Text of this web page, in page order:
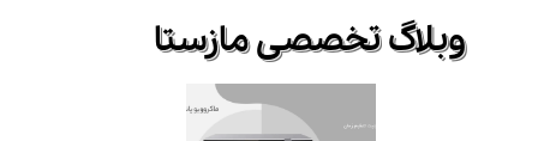
​وبلاگ تخصصی مازستا